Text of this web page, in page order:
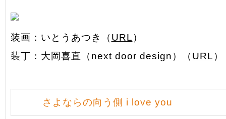
装画：いとうあつき（ URL ）
装丁：大岡喜直（next door design）（ URL ）
さよならの向う側 i love you